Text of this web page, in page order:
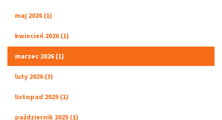
maj 2026 (1)
kwiecień 2026 (1)
marzec 2026 (1)
luty 2026 (3)
listopad 2025 (1)
październik 2025 (1)